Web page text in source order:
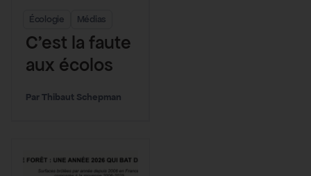
Écologie Médias
C’est la faute
aux écolos
Thibaut Schepman